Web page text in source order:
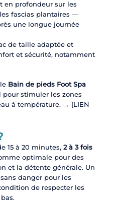
en profondeur sur les
fascias plantaires —
une longue journée
de taille adaptée et
et sécurité, notamment
Bain de pieds Foot Spa
stimuler les zones
à température. → [LIEN
15 à 20 minutes, 2 à 3 fois
optimale pour des
et la détente générale. Un
danger pour les
de respecter les